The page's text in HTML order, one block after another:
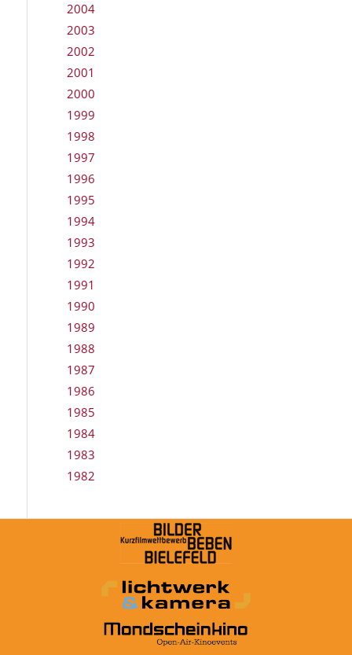
2004
2003
2002
2001
2000
1999
1998
1997
1996
1995
1994
1993
1992
1991
1990
1989
1988
1987
1986
1985
1984
1983
1982